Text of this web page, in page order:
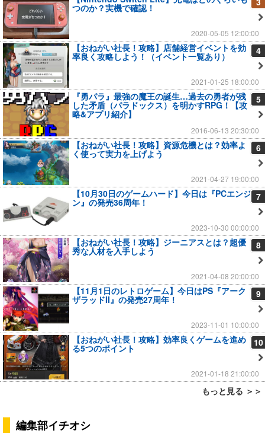
つのか？実機で確認！
2020-05-05 12:00:00
4
【おねがい社長！攻略】店舗経営イベントを効
率良く攻略しよう！（イベント一覧あり）
2021-01-25 18:00:00
5
『勇パラ』最強の魔王の誕生…過去の勇者が残
した矛盾（パラドックス）を明かすRPG！【攻
略&アプリ紹介】
2016-06-13 20:30:00
6
【おねがい社長！攻略】資源危機とは？効率よ
く使って実力を上げよう
2021-04-27 19:00:00
7
【10月30日のゲームハード】今日は『PCエンジ
ン』の発売36周年！
2023-10-30 00:00:00
8
【おねがい社長！攻略】ジーニアスとは？超優
秀な人材を入手しよう
2021-04-08 20:00:00
9
【11月1日のレトロゲーム】今日はPS『アーク
ザラッドII』の発売27周年！
2023-11-01 10:00:00
10
【おねがい社長！攻略】効率良くゲームを進め
る5つのポイント
2021-01-18 21:00:00
もっと見る ＞＞
編集部イチオシ